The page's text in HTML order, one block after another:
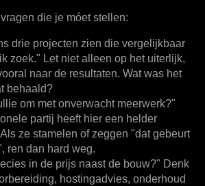
die je móet stellen:
drie projecten zien die vergelijkbaar
zoek." Let niet alleen op het uiterlijk,
naar de resultaten. Wat was het
behaald?
om met onverwacht meerwerk?"
partij heeft hier een helder
ze stamelen of zeggen "dat gebeurt
ren dan hard weg.
in de prijs naast de bouw?" Denk
hostingadvies, onderhoud